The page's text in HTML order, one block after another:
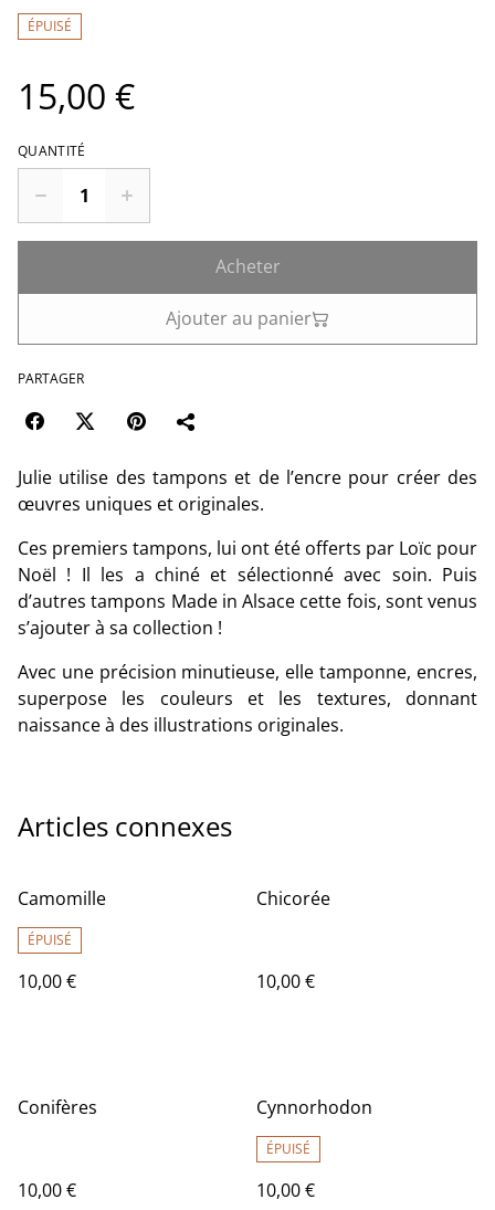
ÉPUISÉ
15,00 €
QUANTITÉ
Acheter
Ajouter au panier
PARTAGER
Julie utilise des tampons et de l’encre pour créer des
œuvres uniques et originales.
Ces premiers tampons, lui ont été offerts par Loïc pour
Noël ! Il les a chiné et sélectionné avec soin. Puis
d’autres tampons Made in Alsace cette fois, sont venus
s’ajouter à sa collection !
Avec une précision minutieuse, elle tamponne, encres,
superpose les couleurs et les textures, donnant
naissance à des illustrations originales.
Articles connexes
Camomille
ÉPUISÉ
10,00 €
Chicorée
10,00 €
Conifères
10,00 €
Cynnorhodon
ÉPUISÉ
10,00 €